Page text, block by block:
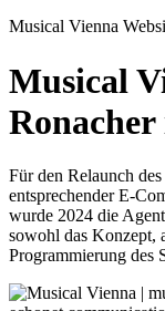
Musical Vienna
Musical
Für den Relaunch
entsprechender E-
wurde 2024 die
sowohl das Konzept,
Programmierung des